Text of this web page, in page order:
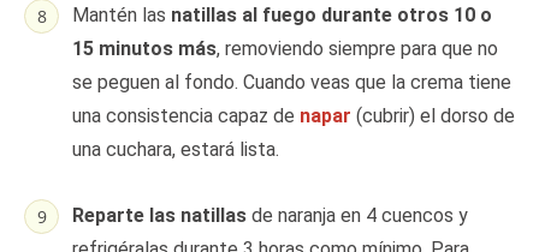
Mantén las natillas al fuego durante otros 10 o
15 minutos más, removiendo siempre para que no
se peguen al fondo. Cuando veas que la crema tiene
una consistencia capaz de napar (cubrir) el dorso de
una cuchara, estará lista.
Reparte las natillas de naranja en 4 cuencos y